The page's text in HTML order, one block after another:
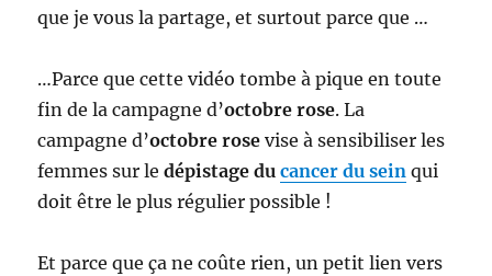
que je vous la partage, et surtout parce que …
…Parce que cette vidéo tombe à pique en toute
fin de la campagne d’octobre rose. La
campagne d’octobre rose vise à sensibiliser les
femmes sur ledépistage ducancer du sein qui
doit être le plus régulier possible !
Et parce que ça ne coûte rien, un petit lien vers